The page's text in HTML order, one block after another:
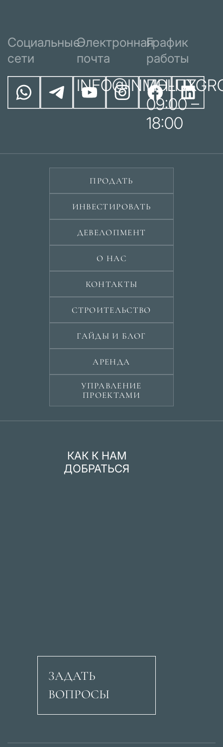
Социальные
сети
Электронная
почта
График
работы
ПН-ПТ
09:00 –
18:00
ПРОДАТЬ
ИНВЕСТИРОВАТЬ
ДЕВЕЛОПМЕНТ
О НАС
КОНТАКТЫ
СТРОИТЕЛЬСТВО
ГАЙДЫ И БЛОГ
АРЕНДА
УПРАВЛЕНИЕ
ПРОЕКТАМИ
КАК К НАМ
ДОБРАТЬСЯ
Авеню Рикардо
ЗАДАТЬ
ВОПРОСЫ